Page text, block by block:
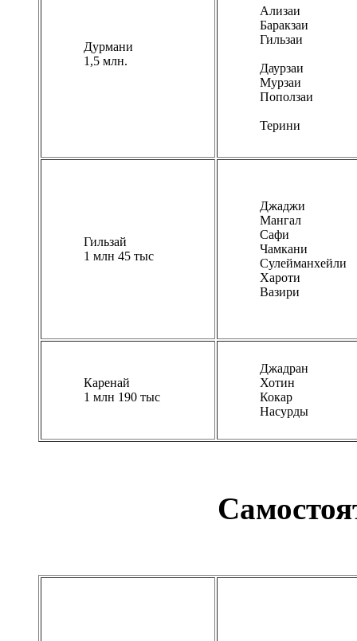
Дурмани
1,5 млн.
Ализаи
Баракзаи
Гильзаи
Даурзаи
Мурзаи
Поползаи
Терини
Гильзай
1 млн 45 тыс
Джаджи
Мангал
Сафи
Чамкани
Сулейманхейли
Хароти
Вазири
Каренай
1 млн 190 тыс
Джадран
Хотин
Кокар
Насурды